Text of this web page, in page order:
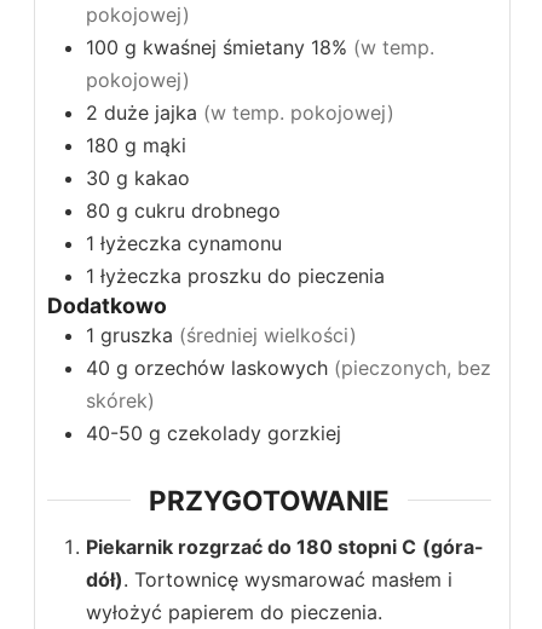
pokojowej)
100 g kwaśnej śmietany 18% (w temp.
pokojowej)
2 duże jajka (w temp. pokojowej)
180 g mąki
30 g kakao
80 g cukru drobnego
1 łyżeczka cynamonu
1 łyżeczka proszku do pieczenia
Dodatkowo
1 gruszka (średniej wielkości)
40 g orzechów laskowych (pieczonych, bez
skórek)
40-50 g czekolady gorzkiej
PRZYGOTOWANIE
Piekarnik rozgrzać do 180 stopni C (góra-
dół). Tortownicę wysmarować masłem i
wyłożyć papierem do pieczenia.